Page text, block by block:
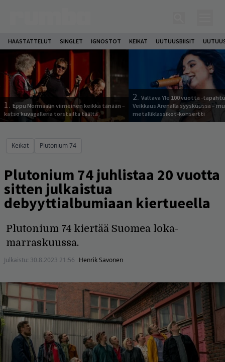
HAASTATTELUT SINGLET IGNOSTOT KEIKAT UUTUUSBIISIT
1. Eppu Normaalin viimeinen keikka tänään –
katso kuvagalleria torstailta täältä
2. Valtava Yle 100 vuotta -
Veikkaus Arenalla syyskuussa –
metalliklassikot-konsertti
Keikat Plutonium 74
Plutonium 74 juhlistaa 20 vuotta
sitten julkaistua
debyyttialbumiaan kiertueella
Plutonium 74 kiertää Suomea loka-
marraskuussa.
Julkaistu: 30.8.2023 21:56 Henrik Savonen